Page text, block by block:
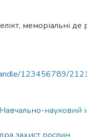
, меморіальні де
123456789/
науковий